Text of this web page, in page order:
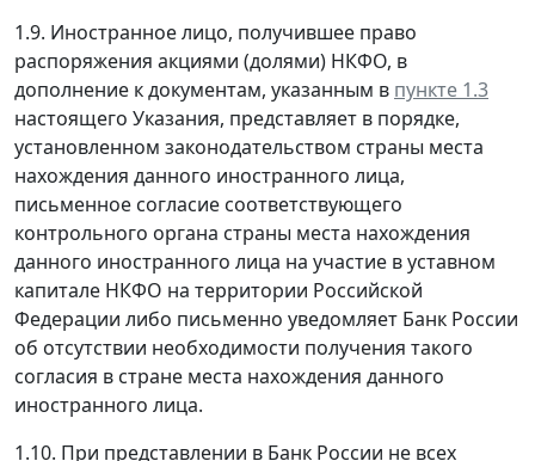
1.9. Иностранное лицо, получившее право
распоряжения акциями (долями) НКФО, в
дополнение к документам, указанным в пункте 1.3
настоящего Указания, представляет в порядке,
установленном законодательством страны места
нахождения данного иностранного лица,
письменное согласие соответствующего
контрольного органа страны места нахождения
данного иностранного лица на участие в уставном
капитале НКФО на территории Российской
Федерации либо письменно уведомляет Банк России
об отсутствии необходимости получения такого
согласия в стране места нахождения данного
иностранного лица.
1.10. При представлении в Банк России не всех